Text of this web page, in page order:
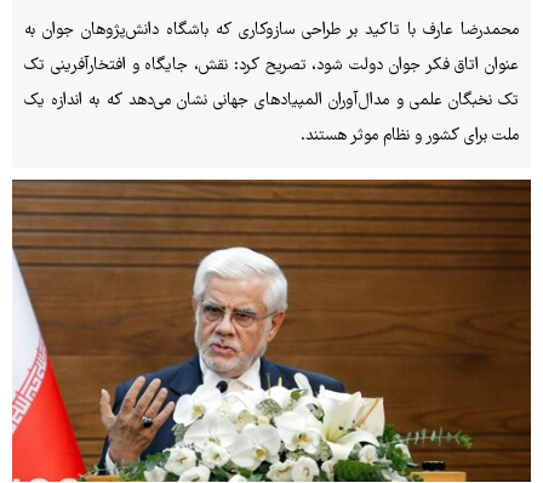
محمدرضا عارف با تاکید بر طراحی سازوکاری که باشگاه دانش‌پژوهان جوان به
عنوان اتاق فکر جوان دولت شود، تصریح کرد: نقش، جایگاه و افتخارآفرینی تک
تک نخبگان علمی و مدال‌آوران المپیادهای جهانی نشان می‌دهد که به اندازه یک
ملت برای کشور و نظام موثر هستند.